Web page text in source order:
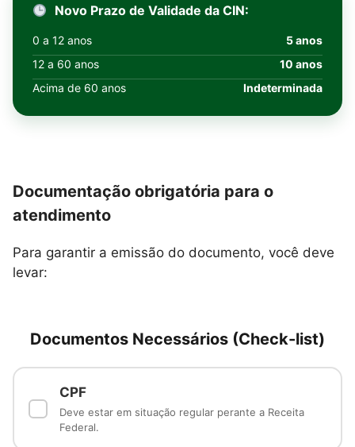
Novo Prazo de Validade da CIN:
0 a 12 anos
5 anos
12 a 60 anos
10 anos
Acima de 60 anos
Indeterminada
Documentação obrigatória para o
atendimento
Para garantir a emissão do documento, você deve
levar:
Documentos Necessários (Check-list)
CPF
Deve estar em situação regular perante a Receita
Federal.